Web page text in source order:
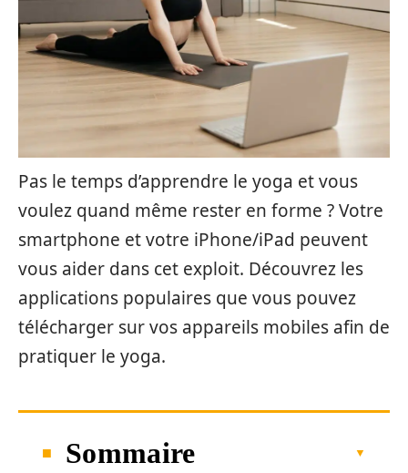
Pas le temps d’apprendre le yoga et vous
voulez quand même rester en forme ? Votre
smartphone et votre iPhone/iPad peuvent
vous aider dans cet exploit. Découvrez les
applications populaires que vous pouvez
télécharger sur vos appareils mobiles afin de
pratiquer le yoga.
Sommaire